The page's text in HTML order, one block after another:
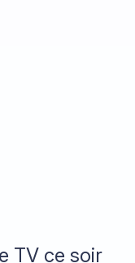
TV ce soir